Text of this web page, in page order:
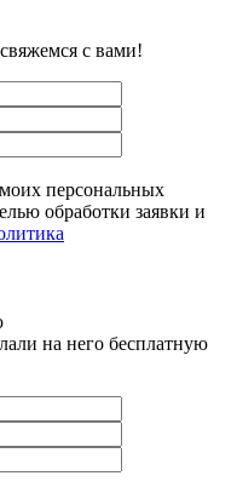
с вами!
персональных
обработки заявки и
на него бесплатную